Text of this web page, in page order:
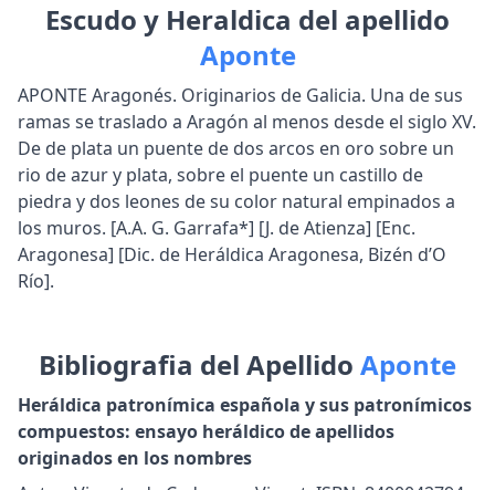
Escudo y Heraldica del apellido
Aponte
APONTE Aragonés. Originarios de Galicia. Una de sus
ramas se traslado a Aragón al menos desde el siglo XV.
De de plata un puente de dos arcos en oro sobre un
rio de azur y plata, sobre el puente un castillo de
piedra y dos leones de su color natural empinados a
los muros. [A.A. G. Garrafa*] [J. de Atienza] [Enc.
Aragonesa] [Dic. de Heráldica Aragonesa, Bizén d’O
Río].
Bibliografia del Apellido Aponte
Heráldica patronímica española y sus patronímicos
compuestos: ensayo heráldico de apellidos
originados en los nombres